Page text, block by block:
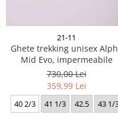
21-11
Ghete trekking unisex
Mid Evo, impermeabile
730,00 Lei
359,99 Lei
40 2/3 41 1/3 42.5 43 1/